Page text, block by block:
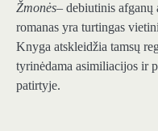
Žmonės– debiutinis afganų
romanas yra turtingas
Knyga atskleidžia tamsų
tyrinėdama asimiliacijos ir
patirtyje.